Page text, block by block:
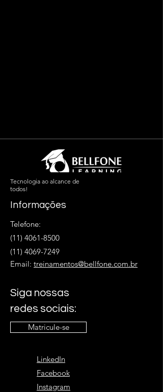
Tecnologia ao alcance de
todos!
Informações
Telefone:
(11) 4061-8500
(11) 4069-7249
Email: treinamentos@bellfone.com.br
Siga nossas
redes sociais:
Matricule-se
LinkedIn
Facebook
Instagram